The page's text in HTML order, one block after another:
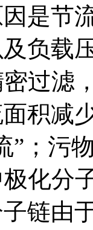
是节
负载
过滤
积减
”；污
化分
链由